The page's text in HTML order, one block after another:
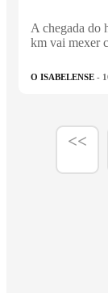
A chegada do
km vai mexer
O ISABELENSE -
<<